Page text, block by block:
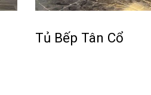
Tủ Bếp Tân Cổ